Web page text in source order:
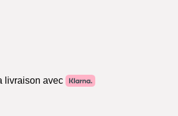
livraison avec